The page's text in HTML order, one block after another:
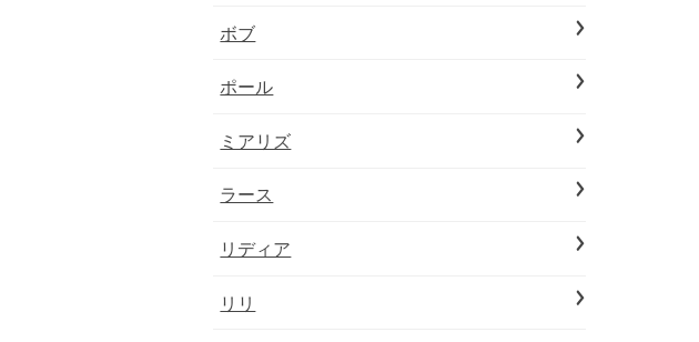
ボブ
ポール
ミアリズ
ラース
リディア
リリ